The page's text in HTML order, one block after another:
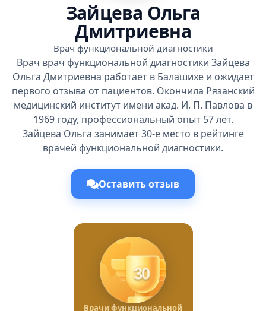
Зайцева Ольга
Дмитриевна
Врач функциональной диагностики
Врач врач функциональной диагностики Зайцева
Ольга Дмитриевна работает в Балашихе и ожидает
первого отзыва от пациентов. Окончила Рязанский
медицинский институт имени акад. И. П. Павлова в
1969 году, профессиональный опыт 57 лет.
Зайцева Ольга занимает 30-е место в рейтинге
врачей функциональной диагностики.
Оставить отзыв
30
Врачи функциональной